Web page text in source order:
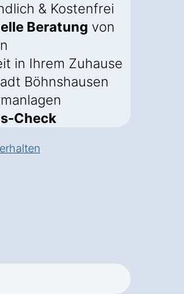
& Kostenfrei
Beratung von
in Ihrem Zuhause
Böhnshausen
Check